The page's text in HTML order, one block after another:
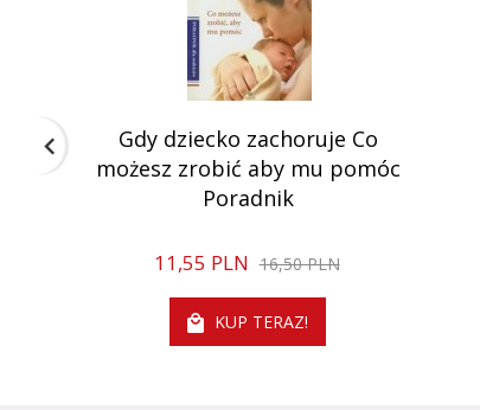
Gdy dziecko zachoruje Co
możesz zrobić aby mu pomóc
Poradnik
11,55 PLN 16,50 PLN
KUP TERAZ!